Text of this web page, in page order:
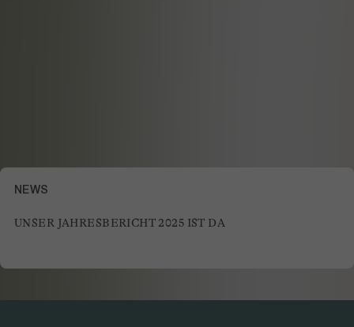
NEWS
UNSER JAHRESBERICHT 2025 IST DA